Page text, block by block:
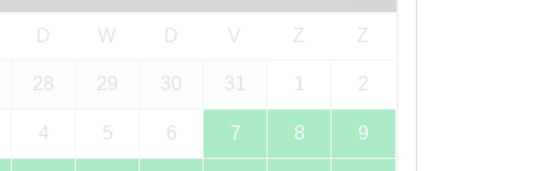
D W D V Z Z
28 29 30 31 1 2
4 5 6 7 8 9